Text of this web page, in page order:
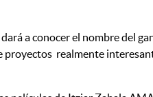
a conocer el nombre del
realmente